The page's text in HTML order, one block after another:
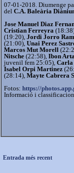
07-01-2018. Diumenge
del C.A. Baleària
Jose Manuel Diaz
Cristian Ferreyra
(19:20), Jordi Jorro
(21:00), Unai Perez
Marcos Mut Morell
Nitsche (22:58), Ibon
juvenil fem 25:05), Carla
Isabel Orpi Martinez
(28:14), Mayte Cabrera
Fotos: https://
Informació i
Entrada més recent